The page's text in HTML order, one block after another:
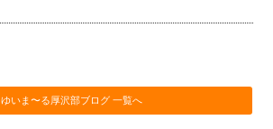
ゆいま〜る厚沢部ブログ 一覧へ